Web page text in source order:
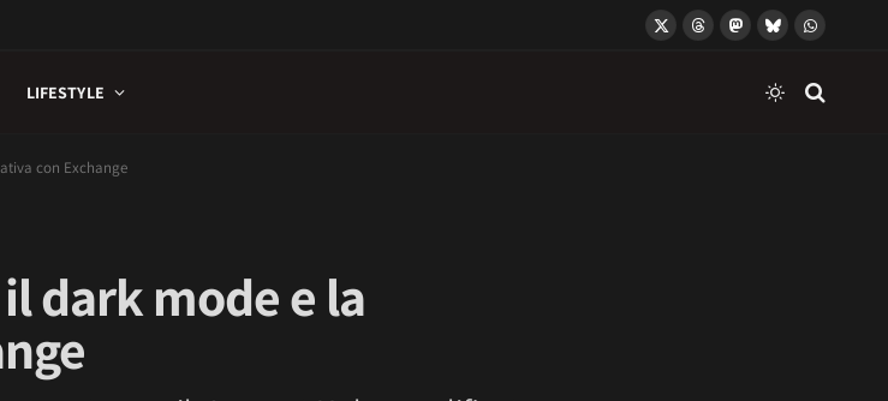
X
ThreadsMastodon
BlueskyWhatsApp
LIFESTYLE
con Exchange
dark mode e la